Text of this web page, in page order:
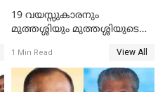
19 വയസ്സുകാരനും
മുത്തശ്ശിയും മുത്തശ്ശിയുടെ
മരിച്ചനിലയിൽ
1 Min Read View All